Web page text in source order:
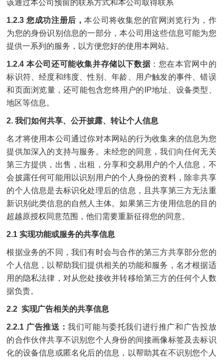
该通过本公司预留的联系方式和本公司取得联系
1.2.3 您成功注册后，本公司将收集您的官网浏览行为，作
为您的身份识别信息的一部分，本公司用这些信息可能为您
提供一系列的服务，以方便您好的使用本网站。
1.2.4 本公司还可能收集并存储以下数据：您在本官网中的
标识符、经度和纬度、性别、年龄、用户触发的事件、错误
和页面浏览量，还可能包含您终用户的IP地址、设备类型、
地区等信息。
2. 我们如何共享、公开披露、转让个人信息
名才将使用本公司通过你对本网站的行为收集来的信息为您
提供加深入的支持与服务。未经您的同意，我们向任何无关
第三方提供，出售，出租，分享和交易用户的个人信息，不
会披露任何可能用以识别用户的个人身份的资料，除非共享
的个人信息是去标识化处理后的信息，且共享第三方无法重
新识别此类信息的自然人主体。如果第三方使用信息的目的
超越原授权同意范围，他们需要重新征得您的同意。
2.1 实现功能或服务的共享信息
根据业务的不同，我们有时会与合作的第三方共享部分您的
个人信息，以帮助我们提供相关的功能和服务，名才根据适
用的隐私法律，对从您处接收并转移给第三方的任何个人数
据负责。
2.2 实现广告相关的共享信息
2.2.1 广告推送：我们可能与委托我们进行推广和广告投放
的合作伙伴共享不识别您个人身份的间接画像标签及去标识
化的设备信息或匿名化后的信息，以帮助其在不识别您个人